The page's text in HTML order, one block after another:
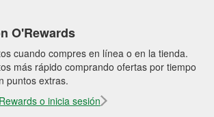
O'Rewards
cuando compres en línea o en la tienda.
más rápido comprando ofertas por tiempo
puntos extras.
o inicia sesión